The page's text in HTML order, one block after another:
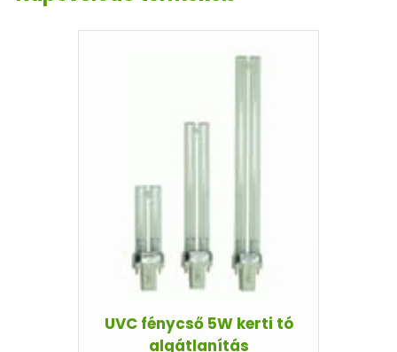
UVC fénycső 5W kerti tó
algátlanítás